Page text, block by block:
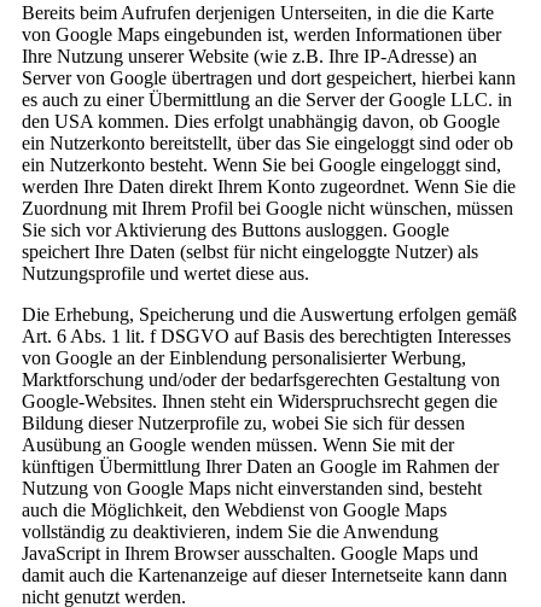
Bereits beim Aufrufen derjenigen Unterseiten, in die die Karte
von Google Maps eingebunden ist, werden Informationen über
Ihre Nutzung unserer Website (wie z.B. Ihre IP-Adresse) an
Server von Google übertragen und dort gespeichert, hierbei kann
es auch zu einer Übermittlung an die Server der Google LLC. in
den USA kommen. Dies erfolgt unabhängig davon, ob Google
ein Nutzerkonto bereitstellt, über das Sie eingeloggt sind oder ob
ein Nutzerkonto besteht. Wenn Sie bei Google eingeloggt sind,
werden Ihre Daten direkt Ihrem Konto zugeordnet. Wenn Sie die
Zuordnung mit Ihrem Profil bei Google nicht wünschen, müssen
Sie sich vor Aktivierung des Buttons ausloggen. Google
speichert Ihre Daten (selbst für nicht eingeloggte Nutzer) als
Nutzungsprofile und wertet diese aus.
Die Erhebung, Speicherung und die Auswertung erfolgen gemäß
Art. 6 Abs. 1 lit. f DSGVO auf Basis des berechtigten Interesses
von Google an der Einblendung personalisierter Werbung,
Marktforschung und/oder der bedarfsgerechten Gestaltung von
Google-Websites. Ihnen steht ein Widerspruchsrecht gegen die
Bildung dieser Nutzerprofile zu, wobei Sie sich für dessen
Ausübung an Google wenden müssen. Wenn Sie mit der
künftigen Übermittlung Ihrer Daten an Google im Rahmen der
Nutzung von Google Maps nicht einverstanden sind, besteht
auch die Möglichkeit, den Webdienst von Google Maps
vollständig zu deaktivieren, indem Sie die Anwendung
JavaScript in Ihrem Browser ausschalten. Google Maps und
damit auch die Kartenanzeige auf dieser Internetseite kann dann
nicht genutzt werden.